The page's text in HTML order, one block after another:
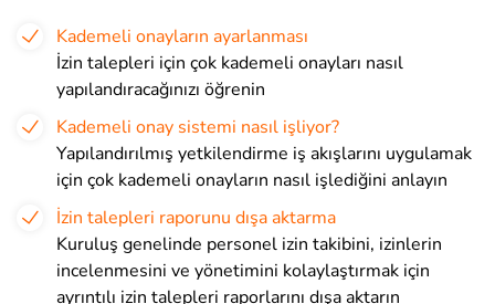
Kademeli onayların ayarlanması
İzin talepleri için çok kademeli onayları nasıl
yapılandıracağınızı öğrenin
Kademeli onay sistemi nasıl işliyor?
Yapılandırılmış yetkilendirme iş akışlarını uygulamak
için çok kademeli onayların nasıl işlediğini anlayın
İzin talepleri raporunu dışa aktarma
Kuruluş genelinde personel izin takibini, izinlerin
incelenmesini ve yönetimini kolaylaştırmak için
ayrıntılı izin talepleri raporlarını dışa aktarın